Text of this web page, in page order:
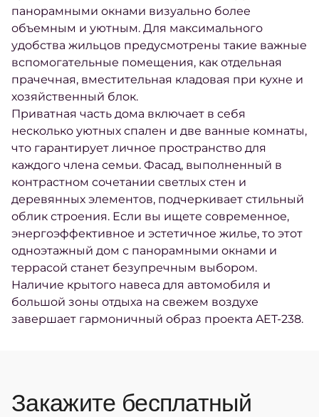
панорамными окнами визуально более
объемным и уютным. Для максимального
удобства жильцов предусмотрены такие важные
вспомогательные помещения, как отдельная
прачечная, вместительная кладовая при кухне и
хозяйственный блок.
Приватная часть дома включает в себя
несколько уютных спален и две ванные комнаты,
что гарантирует личное пространство для
каждого члена семьи. Фасад, выполненный в
контрастном сочетании светлых стен и
деревянных элементов, подчеркивает стильный
облик строения. Если вы ищете современное,
энергоэффективное и эстетичное жилье, то этот
одноэтажный дом с панорамными окнами и
террасой станет безупречным выбором.
Наличие крытого навеса для автомобиля и
большой зоны отдыха на свежем воздухе
завершает гармоничный образ проекта AET-238.
Закажите бесплатный